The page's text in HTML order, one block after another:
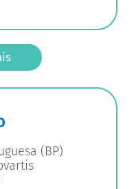
(BP)